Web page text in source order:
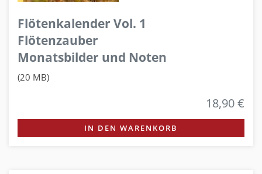
Flötenkalender Vol. 1
Flötenzauber
Monatsbilder und Noten
(20 MB)
18,90 €
IN DEN WARENKORB